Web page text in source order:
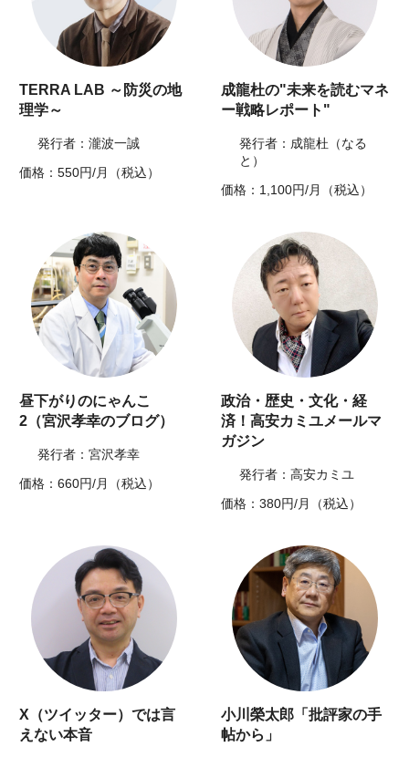
TERRA LAB ～防災の地
理学～
発行者：瀧波一誠
価格：550円/月（税込）
成龍杜の"未来を読むマネ
ー戦略レポート"
発行者：成龍杜（なる
と）
価格：1,100円/月（税込）
昼下がりのにゃんこ
2（宮沢孝幸のブログ）
発行者：宮沢孝幸
価格：660円/月（税込）
政治・歴史・文化・経
済！高安カミユメールマ
ガジン
発行者：高安カミユ
価格：380円/月（税込）
X（ツイッター）では言
えない本音
小川榮太郎「批評家の手
帖から」